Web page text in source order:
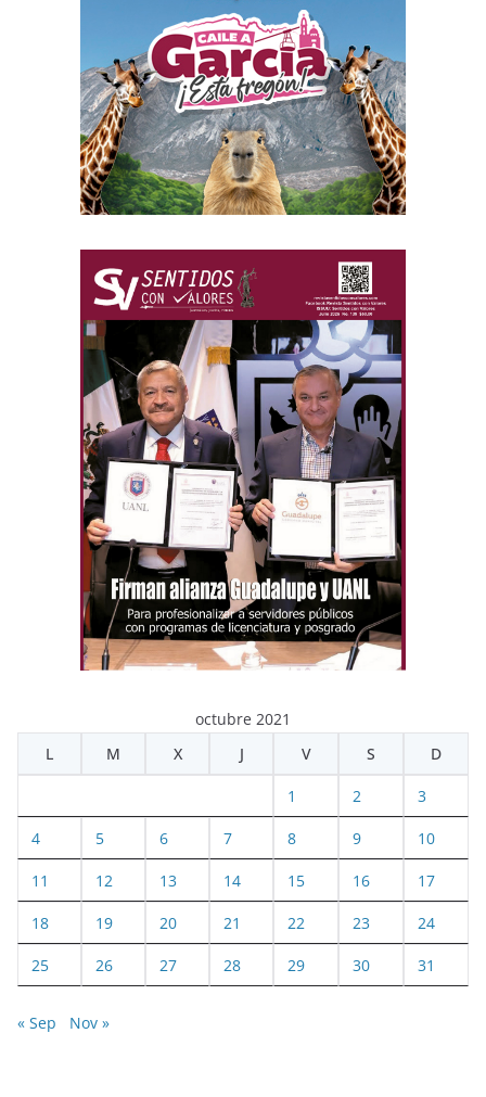
octubre 2021
L
M X J V S D
1 2 3
4 5 6 7 8 9 10
11 12 13 14 15 16 17
18 19 20 21 22 23 24
25 26 27 28 29 30 31
« Sep Nov »